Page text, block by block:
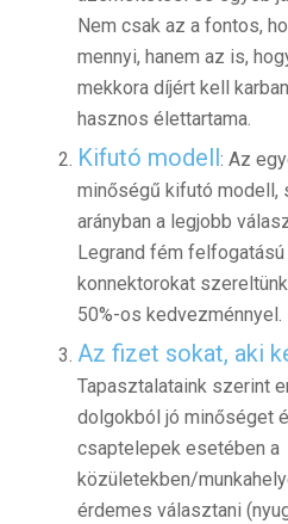
Nem csak az a fontos,
mennyi, hanem az is,
mekkora díjért kell
hasznos élettartama.
Kifutó modell: Az
minőségű kifutó modell,
arányban a legjobb
Legrand fém
konnektorokat
50%-os kedvezménnyel.
Az fizet sokat, aki
Tapasztalataink szerint
dolgokból jó minőséget
csaptelepek esetében a
közületekben/
érdemes választani